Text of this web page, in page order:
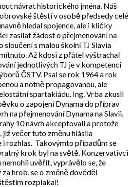
návrat historického jména. Náš
štěstí v osobě předsedy celé
hledal spojence, ale i kličky
zasílat žádost o přejmenování na
sloučení s malou školní TJ Slavia
Až kdosi z přátel vyštrachal
jednotlivých TJ je v kompetenci
ČSTV. Psal se rok 1964 a rok
a notně propagovanou, ale
spartakiádu. Ing. Vrba zkusil
o zapojení Dynama do příprav
na přejmenování Dynama na Slavii.
10 návrh akceptovali a protože
již večer tuto změnu hlásila
i rozhlas. Takovýmto případům se
krok byl na světě. Konzervativci
uvěřit, vyprávělo se, že
hrob, se o změně dověděl
rozplakal!